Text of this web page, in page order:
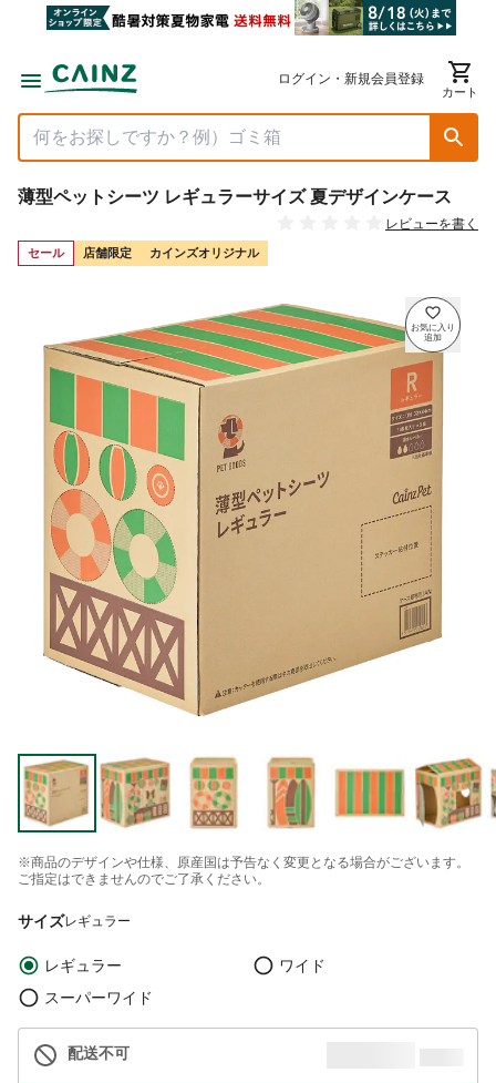
ログイン・新規会員登録
カート
薄型ペットシーツ レギュラーサイズ 夏デザインケース
レビューを書く
セール 店舗限定 カインズオリジナル
※商品のデザインや仕様、原産国は予告なく変更となる場合がございます。
ご指定はできませんのでご了承ください。
サイズレギュラー
レギュラー
ワイド
スーパーワイド
配送不可